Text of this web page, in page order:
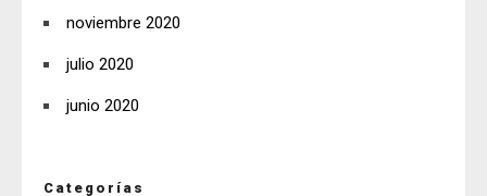
noviembre 2020
julio 2020
junio 2020
Categorías